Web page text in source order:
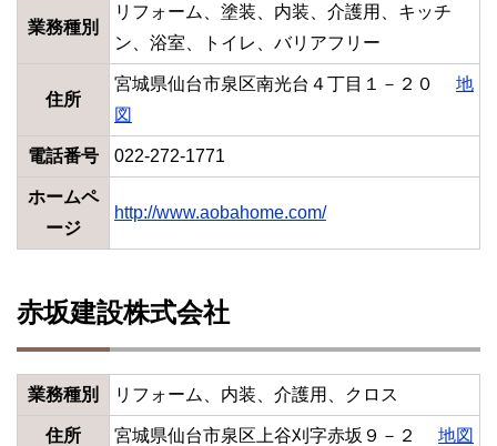
業務種別
リフォーム、塗装、内装、介護用、キッチ
ン、浴室、トイレ、バリアフリー
住所
宮城県仙台市泉区南光台４丁目１－２０ 地
図
電話番号 022-272-1771
ホームペ
ージ
http://www.aobahome.com/
赤坂建設株式会社
業務種別 リフォーム、内装、介護用、クロス
住所 宮城県仙台市泉区上谷刈字赤坂９－２ 地図